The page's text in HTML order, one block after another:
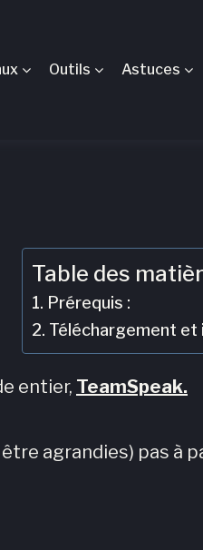
Outils Astuces
Table des
Prérequis :
Téléchargement et
entier, TeamSpeak.
agrandies) pas à